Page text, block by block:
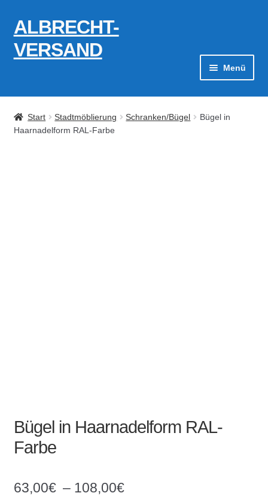
Zur
Navigation
springen
Zum
Inhalt
springen
ALBRECHT-
VERSAND
Menü
Zahlungsarten
AGB
GaLaBau
Start Stadtmöblierung Schranken/Bügel
Bügel in
Haarnadelform RAL-Farbe
Bügel in Haarnadelform RAL-
Farbe
63,00€ – 108,00€